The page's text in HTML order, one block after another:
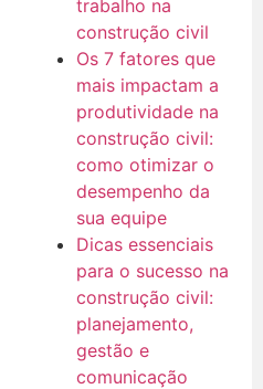
trabalho na
construção civil
Os 7 fatores que
mais impactam a
produtividade na
construção civil:
como otimizar o
desempenho da
sua equipe
Dicas essenciais
para o sucesso na
construção civil:
planejamento,
gestão e
comunicação